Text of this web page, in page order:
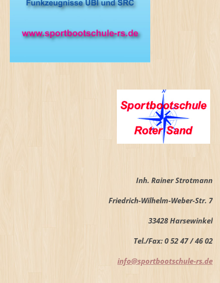
Inh. Rainer Strotmann
Friedrich-Wilhelm-Weber-Str. 7
33428 Harsewinkel
Tel./Fax: 0 52 47 / 46 02
info@sportbootschule-rs.de